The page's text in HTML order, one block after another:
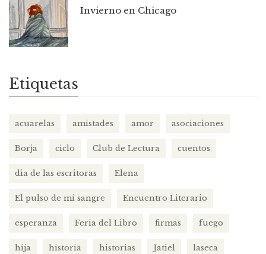
Invierno en Chicago
Etiquetas
acuarelas amistades amor asociaciones
Borja ciclo Club de Lectura cuentos
dia de las escritoras Elena
El pulso de mi sangre Encuentro Literario
esperanza Feria del Libro firmas fuego
hija historia historias Jatiel laseca